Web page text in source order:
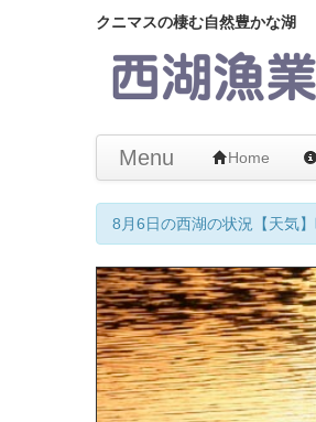
クニマスの棲む自然豊かな湖
Menu Home
8月6日の西湖の状況【天気